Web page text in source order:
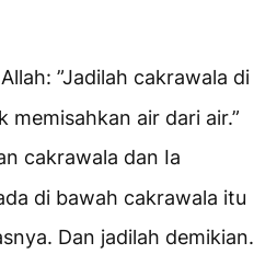
”Jadilah cakrawala di
memisahkan air dari air.”
cakrawala dan Ia
di bawah cakrawala itu
Dan jadilah demikian.